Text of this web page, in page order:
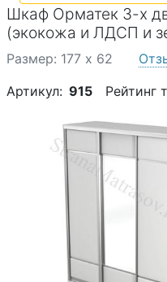
Open submenu
Основания
Детские матрасы
Open submenu
Детские кровати
Шкафы
О компании
Контакты
Доставка по
Шкаф Орматек 3-х
(экокожа и ЛДСП и
Размер: 177 x 62
Артикул: 915 Рейтинг